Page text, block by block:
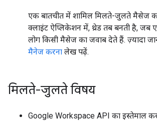
एक बातचीत में शामिल मिलते-जुलते मैसेज
क्लाइंट ऐप्लिकेशन में, थ्रेड तब बनती है, जब
लोग किसी मैसेज का जवाब देते हैं. ज़्यादा
मैनेज करना लेख पढ़ें.
मिलते-जुलते विषय
Google Workspace API का इस्तेमाल